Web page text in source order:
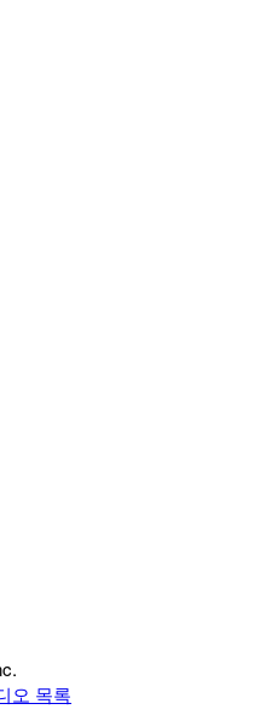
오 목록